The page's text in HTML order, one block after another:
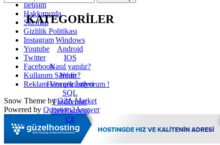
KATEGORİLER
Windows
Android
IOS
Nasıl yapılır?
Nedir?
Hata çözümleri
SQL
FastReport
DevExpress
C#
İletişim
Hakkımızda
Sitemap
Gizlilik Politikası
Instagram
Youtube
Twitter
Facebook
Kullanım Şartları
Reklam Vermek İstiyorum !
Snow Theme byQ2A Market
Powered by Question2Answer